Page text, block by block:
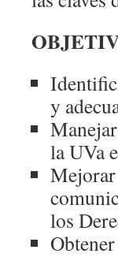
y
la UVa
Mejorar
los